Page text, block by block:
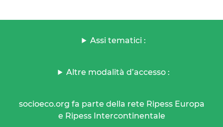
Assi tematici :
Altre modalità d’accesso :
socioeco.org fa parte della rete Ripess Europa
e Ripess Intercontinentale